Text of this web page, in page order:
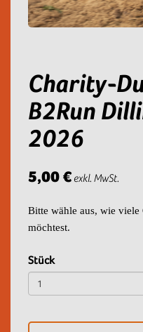
Charity-
B2Run
2026
5,00 € exkl. MwSt.
Bitte wähle aus, wie
möchtest.
Stück